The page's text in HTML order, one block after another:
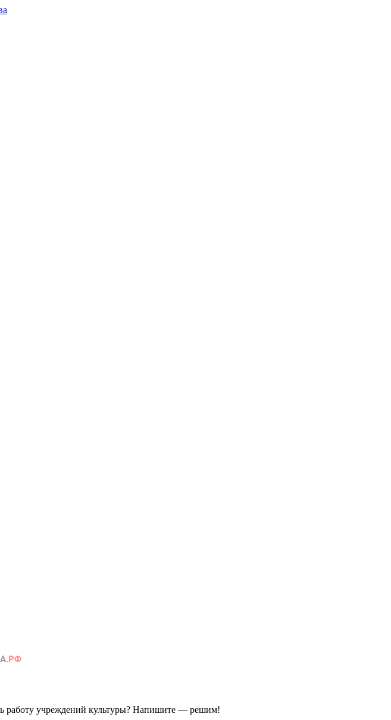
учреждений культуры? Напишите — решим!